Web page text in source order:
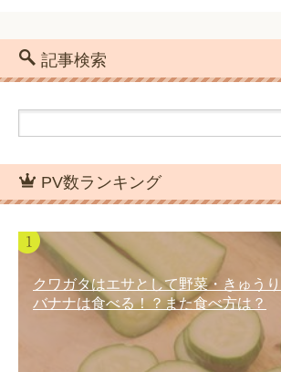
記事検索
PV数ランキング
クワガタはエサとして野菜・きゅう
バナナは食べる！？また食べ方は？